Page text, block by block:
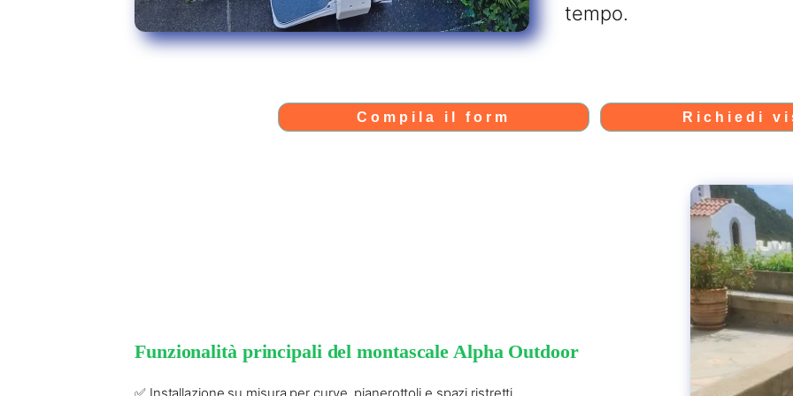
tempo.
Compila il form Richiedi
Funzionalità principali del montascale Alpha Outdoor
✅ Installazione su misura per curve, pianerottoli e spazi ristretti.